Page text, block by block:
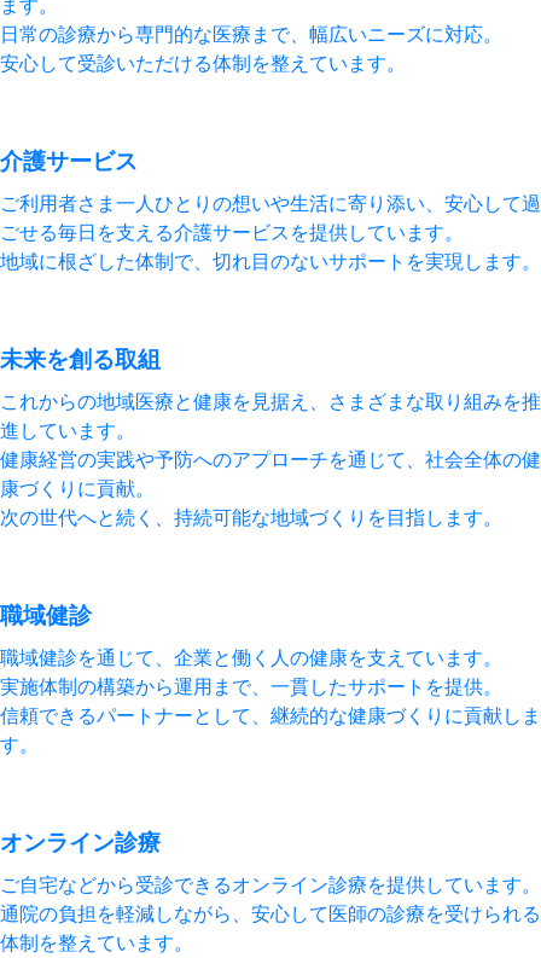
ます。
日常の診療から専門的な医療まで、幅広いニーズに対応。
安心して受診いただける体制を整えています。
介護サービス
ご利用者さま一人ひとりの想いや生活に寄り添い、安心して過
ごせる毎日を支える介護サービスを提供しています。
地域に根ざした体制で、切れ目のないサポートを実現します。
未来を創る取組
これからの地域医療と健康を見据え、さまざまな取り組みを推
進しています。
健康経営の実践や予防へのアプローチを通じて、社会全体の健
康づくりに貢献。
次の世代へと続く、持続可能な地域づくりを目指します。
職域健診
職域健診を通じて、企業と働く人の健康を支えています。
実施体制の構築から運用まで、一貫したサポートを提供。
信頼できるパートナーとして、継続的な健康づくりに貢献しま
す。
オンライン診療
ご自宅などから受診できるオンライン診療を提供しています。
通院の負担を軽減しながら、安心して医師の診療を受けられる
体制を整えています。